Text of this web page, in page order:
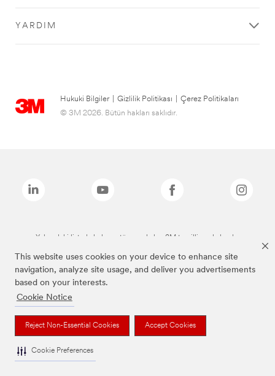
This website uses cookies on your device to enhance site
navigation, analyze site usage, and deliver you advertisements
based on your interests.
Cookie Notice
Reject Non-Essential Cookies Accept Cookies
Cookie Preferences
YARDIM
Hukuki Bilgiler Gizlilik Politikası
Çerez Politikaları
© 3M 2026. Bütün hakları saklıdır.
Yukarıdaki listede bulunan tüm markalar, 3M tescilli markalarıdır.